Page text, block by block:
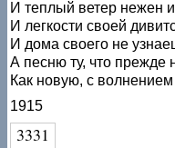
И теплый ветер нежен и
И легкости своей
И дома своего не
А песню ту, что прежде
Как новую, с
1915
3331